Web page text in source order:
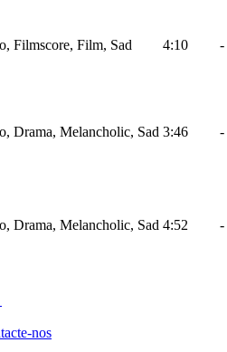
Filmscore, Film, Sad 4:10 -
Drama, Melancholic, Sad 3:46 -
Drama, Melancholic, Sad 4:52 -
nos